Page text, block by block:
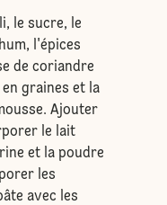
le sucre, le
l'épices
de coriandre
graines et la
Ajouter
le lait
et la poudre
les
avec les